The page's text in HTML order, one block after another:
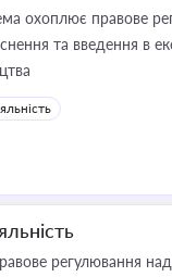
охоплює правове
та введення в
регулювання